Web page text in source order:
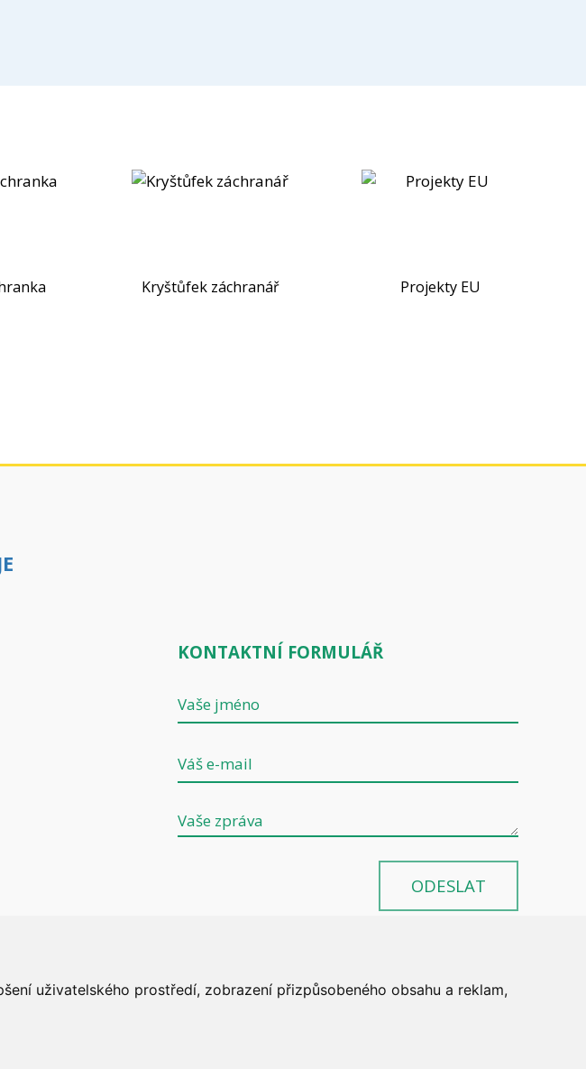
uživatelského prostředí, zobrazení přizpůsobeného obsahu a reklam,
Kryštůfek záchranář Projekty EU
KONTAKTNÍ FORMULÁŘ
ODESLAT